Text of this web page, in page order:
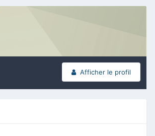
Afficher le profil